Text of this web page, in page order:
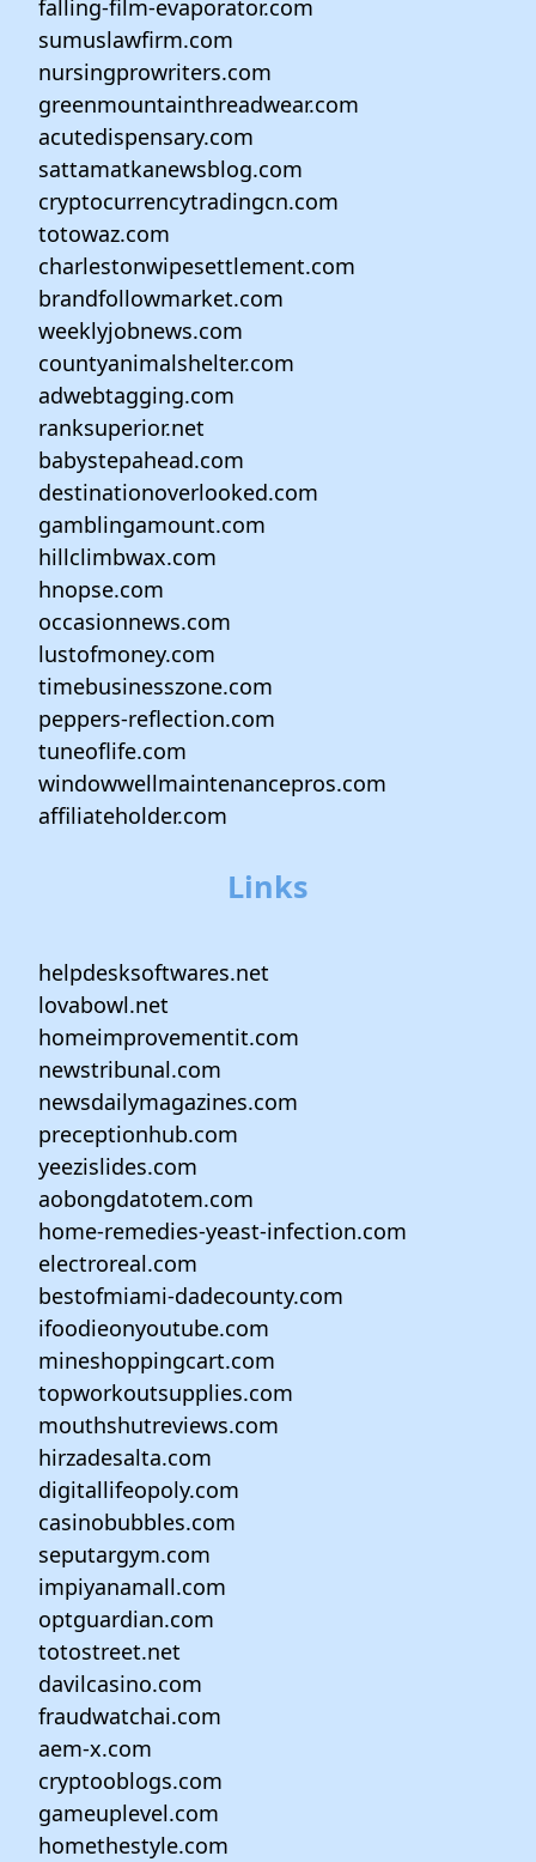
falling-film-evaporator.com
sumuslawfirm.com
nursingprowriters.com
greenmountainthreadwear.com
acutedispensary.com
sattamatkanewsblog.com
cryptocurrencytradingcn.com
totowaz.com
charlestonwipesettlement.com
brandfollowmarket.com
weeklyjobnews.com
countyanimalshelter.com
adwebtagging.com
ranksuperior.net
babystepahead.com
destinationoverlooked.com
gamblingamount.com
hillclimbwax.com
hnopse.com
occasionnews.com
lustofmoney.com
timebusinesszone.com
peppers-reflection.com
tuneoflife.com
windowwellmaintenancepros.com
affiliateholder.com
Links
helpdesksoftwares.net
lovabowl.net
homeimprovementit.com
newstribunal.com
newsdailymagazines.com
preceptionhub.com
yeezislides.com
aobongdatotem.com
home-remedies-yeast-infection.com
electroreal.com
bestofmiami-dadecounty.com
ifoodieonyoutube.com
mineshoppingcart.com
topworkoutsupplies.com
mouthshutreviews.com
hirzadesalta.com
digitallifeopoly.com
casinobubbles.com
seputargym.com
impiyanamall.com
optguardian.com
totostreet.net
davilcasino.com
fraudwatchai.com
aem-x.com
cryptooblogs.com
gameuplevel.com
homethestyle.com